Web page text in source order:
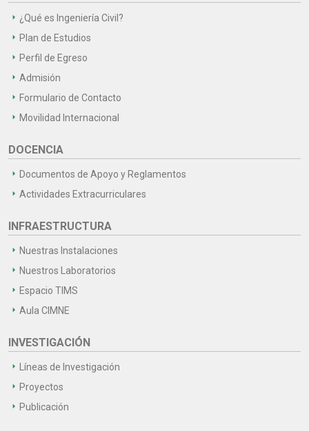
¿Qué es Ingeniería Civil?
Plan de Estudios
Perfil de Egreso
Admisión
Formulario de Contacto
Movilidad Internacional
DOCENCIA
Documentos de Apoyo y Reglamentos
Actividades Extracurriculares
INFRAESTRUCTURA
Nuestras Instalaciones
Nuestros Laboratorios
Espacio TIMS
Aula CIMNE
INVESTIGACIÓN
Líneas de Investigación
Proyectos
Publicación